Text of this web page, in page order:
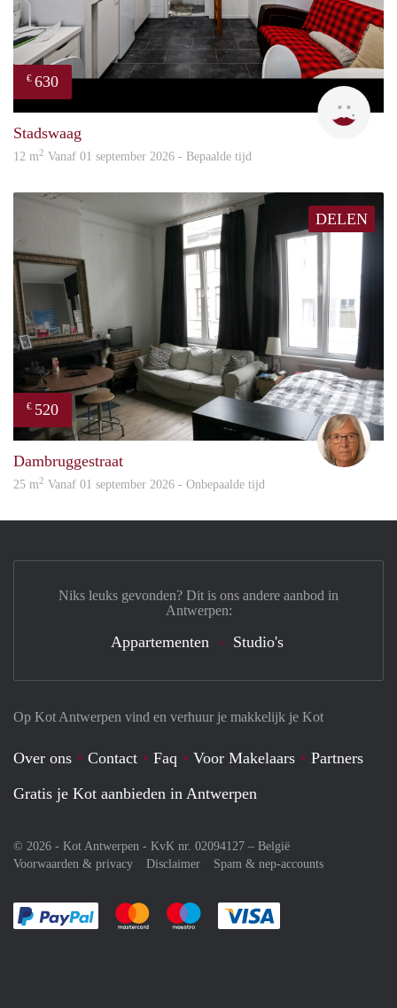
€ 630
Stadswaag
12 m2 Vanaf 01 september 2026 - Bepaalde tijd
DELEN
€ 520
Dambruggestraat
25 m2 Vanaf 01 september 2026 - Onbepaalde tijd
Op Kot Antwerpen vind en verhuur je makkelijk je Kot
Over ons Contact Faq Voor Makelaars
Partners
Gratis je Kot aanbieden in Antwerpen
© 2026 - Kot Antwerpen - KvK nr. 02094127 – België
Voorwaarden & privacy
Disclaimer Spam & nep-accounts
Je rekent gemakkelijk af met Paypal
Je rekent gemakkelijk af met Mastercard
Je rekent gemakkelijk af met Meastro
Niks leuks gevonden? Dit is ons andere aanbod in
Antwerpen:
Appartementen Studio's